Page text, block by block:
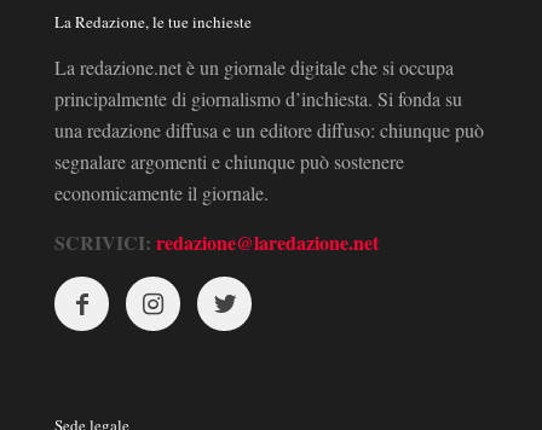
La Redazione, le tue inchieste
La redazione.net è un giornale digitale che si occupa
principalmente di giornalismo d’inchiesta. Si fonda su
una redazione diffusa e un editore diffuso: chiunque può
segnalare argomenti e chiunque può sostenere
economicamente il giornale.
SCRIVICI: redazione@laredazione.net
Sede legale